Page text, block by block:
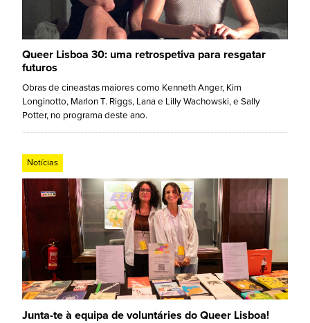
Queer Lisboa 30: uma retrospetiva para resgatar
futuros
Obras de cineastas maiores como Kenneth Anger, Kim
Longinotto, Marlon T. Riggs, Lana e Lilly Wachowski, e Sally
Potter, no programa deste ano.
Notícias
Junta-te à equipa de voluntáries do Queer Lisboa!